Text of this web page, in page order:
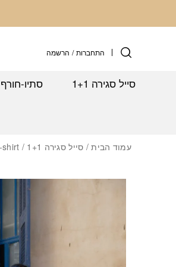
התחברות / הרשמה
סייל סגירה 1+1 סתיו-חורף 1+1
עמוד הבית/ סייל סגירה 1+1 / Printed T-shirt – טישרט הדפס זית